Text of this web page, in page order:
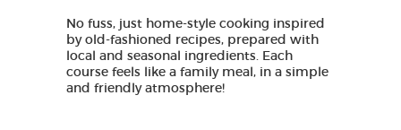
No fuss, just home-style cooking inspired
by old-fashioned recipes, prepared with
local and seasonal ingredients. Each
course feels like a family meal, in a simple
and friendly atmosphere!